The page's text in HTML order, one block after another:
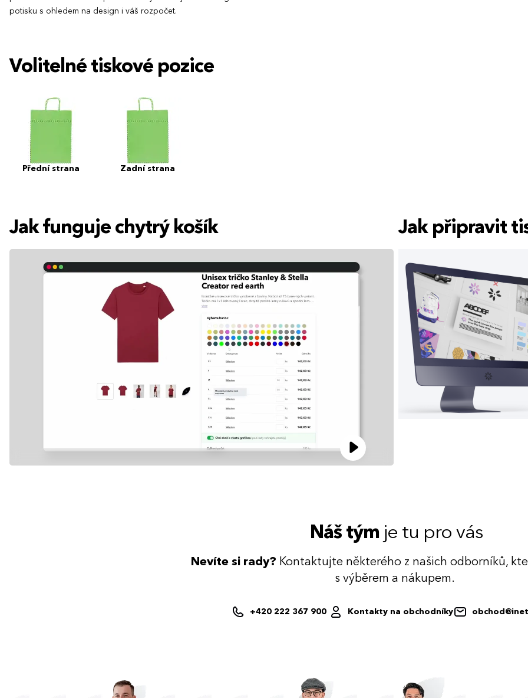
potisku s ohledem na design i váš rozpočet.
Volitelné tiskové pozice
Přední strana Zadní strana
Jak funguje chytrý košík Jak připravit
Náš tým je tu pro vás
Nevíte si rady? Kontaktujte některého z našich odborníků,
s výběrem a nákupem.
+420 222 367 900 Kontakty na obchodníky